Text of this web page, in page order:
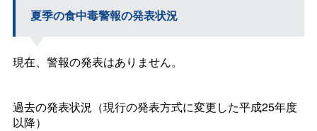
夏季の食中毒警報の発表状況
現在、警報の発表はありません。
過去の発表状況（現行の発表方式に変更した平成25年度
以降）